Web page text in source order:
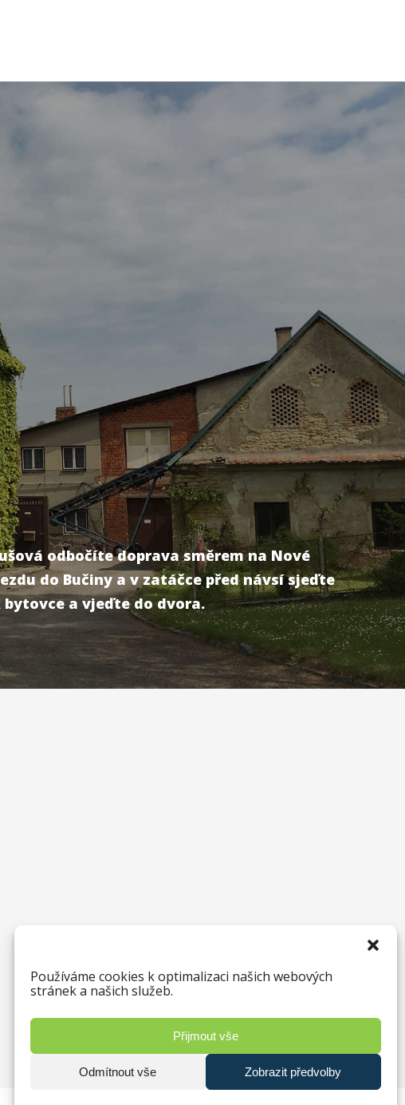
Používáme cookies k optimalizaci našich webových
stránek a našich služeb.
Přijmout vše
Odmítnout vše Zobrazit předvolby
odbočíte doprava směrem na Nové
do Bučiny a v zatáčce před návsí sjeďte
a vjeďte do dvora.